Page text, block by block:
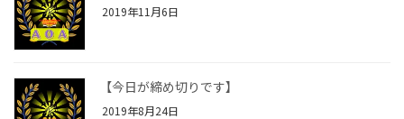
2019年11月6日
【今日が締め切りです】
2019年8月24日